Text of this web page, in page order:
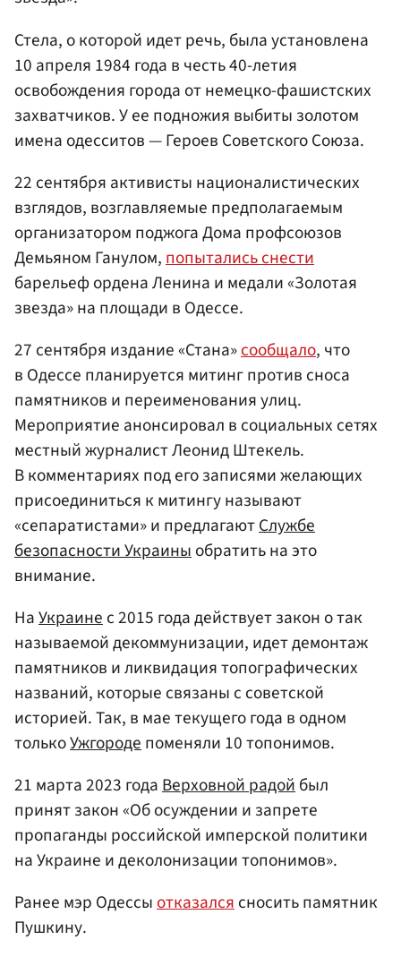
Стела, о которой идет речь, была установлена
10 апреля 1984 года в честь 40-летия
освобождения города от немецко-фашистских
захватчиков. У ее подножия выбиты золотом
имена одесситов — Героев Советского Союза.
22 сентября активисты националистических
взглядов, возглавляемые предполагаемым
организатором поджога Дома профсоюзов
Демьяном Ганулом,попытались снести
барельеф ордена Ленина и медали «Золотая
звезда» на площади в Одессе.
27 сентября издание «Стана»сообщало, что
в Одессе планируется митинг против сноса
памятников и переименования улиц.
Мероприятие анонсировал в социальных сетях
местный журналист Леонид Штекель.
В комментариях под его записями желающих
присоединиться к митингу называют
«сепаратистами» и предлагаютСлужбе
безопасности Украиныобратить на это
внимание.
НаУкраинес 2015 года действует закон о так
называемой декоммунизации, идет демонтаж
памятников и ликвидация топографических
названий, которые связаны с советской
историей. Так, в мае текущего года в одном
толькоУжгородепоменяли 10 топонимов.
21 марта 2023 годаВерховной радойбыл
принят закон «Об осуждении и запрете
пропаганды российской имперской политики
на Украине и деколонизации топонимов».
Ранее мэр Одессыотказалсясносить памятник
Пушкину.